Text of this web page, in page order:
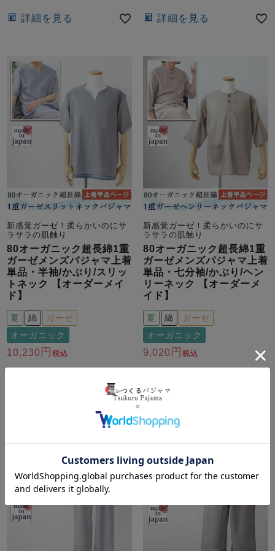
詳細を見る 詳細を見る
新感覚ガーゼ！柔らかいのにサ
ラサラの肌触り
80オーガニック超長綿1重
ガーゼメンズパジャマ上着
単品・半袖/かぶり/スリッ
トネック 【オーダーメイ
ド】
夏 綿
ガーゼ
オーガニック
10,230 税込
新感覚ガーゼ！柔らかいのにサ
ラサラの肌触り
80オーガニック超長綿1重
ガーゼメンズパジャマ上着
単品・七分袖/かぶり/ヘン
リーネック 【オーダーメ
イド】
夏 綿
ガーゼ
オーガニック
9,020 税込
詳細を見る